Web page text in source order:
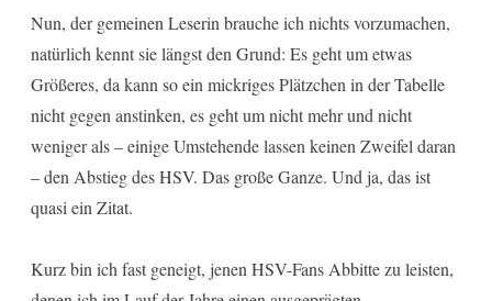
Nun, der gemeinen Leserin brauche ich nichts vorzumachen,
natürlich kennt sie längst den Grund: Es geht um etwas
Größeres, da kann so ein mickriges Plätzchen in der Tabelle
nicht gegen anstinken, es geht um nicht mehr und nicht
weniger als – einige Umstehende lassen keinen Zweifel daran
– den Abstieg des HSV. Das große Ganze. Und ja, das ist
quasi ein Zitat.
Kurz bin ich fast geneigt, jenen HSV-Fans Abbitte zu leisten,